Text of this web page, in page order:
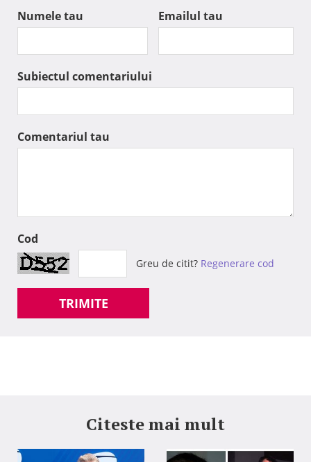
Numele tau Emailul tau
Subiectul comentariului
Comentariul tau
Cod
Greu de citit? Regenerare cod
TRIMITE
Citeste mai mult